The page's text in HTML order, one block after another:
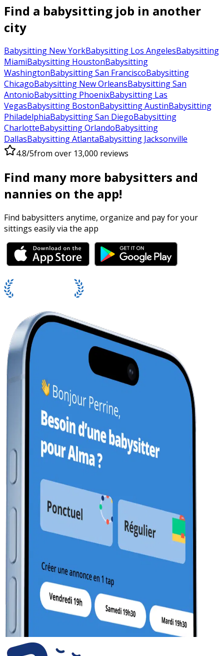
Find a babysitting job in another
city
Babysitting New YorkBabysitting Los AngelesBabysitting
MiamiBabysitting HoustonBabysitting
WashingtonBabysitting San FranciscoBabysitting
ChicagoBabysitting New OrleansBabysitting San
AntonioBabysitting PhoenixBabysitting Las
VegasBabysitting BostonBabysitting AustinBabysitting
PhiladelphiaBabysitting San DiegoBabysitting
CharlotteBabysitting OrlandoBabysitting
DallasBabysitting AtlantaBabysitting Jacksonville
4.8/5from over 13,000 reviews
Find many more babysitters and
nannies on the app!
Find babysitters anytime, organize and pay for your
sittings easily via the app